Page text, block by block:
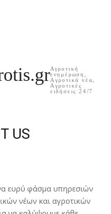
Αγροτική
ενημέρωση,
Aγροτικά νέα,
Aγροτικές
ειδήσεις 24/7
US
ευρύ φάσμα υπηρεσιών
νέων και αγροτικών